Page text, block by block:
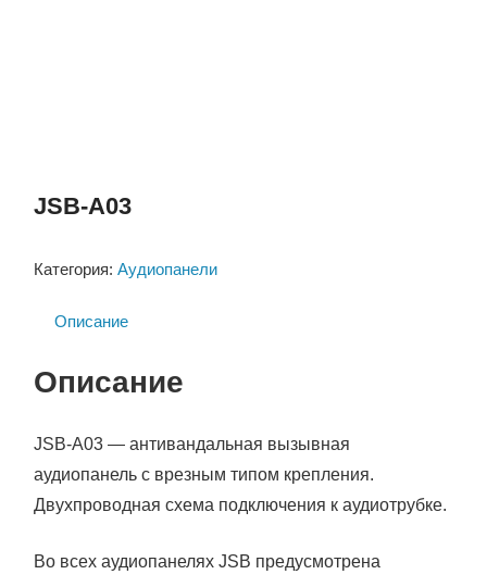
JSB-A03
Категория:Аудиопанели
Описание
Описание
JSB-А03 — антивандальная вызывная
аудиопанель с врезным типом крепления.
Двухпроводная схема подключения к аудиотрубке.
Во всех аудиопанелях JSB предусмотрена